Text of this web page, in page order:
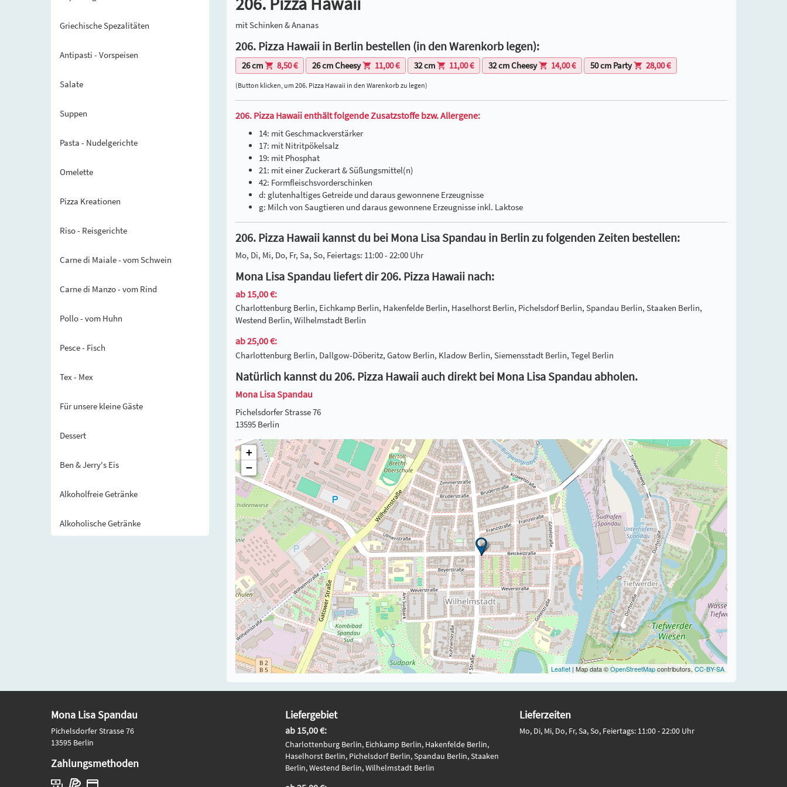
Griechische Spezalitäten
Antipasti - Vorspeisen
Salate
Suppen
Pasta - Nudelgerichte
Omelette
Pizza Kreationen
Riso - Reisgerichte
Carne di Maiale - vom Schwein
Carne di Manzo - vom Rind
Pollo - vom Huhn
Pesce - Fisch
Tex - Mex
Für unsere kleine Gäste
Dessert
Ben & Jerry's Eis
Alkoholfreie Getränke
Alkoholische Getränke
mit Schinken & Ananas
206. Pizza Hawaii in Berlin bestellen (in den Warenkorb legen):
26 cm 8,50 € 26 cm Cheesy 11,00 € 32 cm 11,00 € 32 cm Cheesy 14,00 € 50 cm Party 28,00 €
(Button klicken, um 206. Pizza Hawaii in den Warenkorb zu legen)
206. Pizza Hawaii enthält folgende Zusatzstoffe bzw. Allergene:
14: mit Geschmackverstärker
17: mit Nitritpökelsalz
19: mit Phosphat
21: mit einer Zuckerart & Süßungsmittel(n)
42: Formfleischsvorderschinken
d: glutenhaltiges Getreide und daraus gewonnene Erzeugnisse
g: Milch von Saugtieren und daraus gewonnene Erzeugnisse inkl. Laktose
206. Pizza Hawaii kannst du bei Mona Lisa Spandau in Berlin zu folgenden Zeiten bestellen:
Mo, Di, Mi, Do, Fr, Sa, So, Feiertags: 11:00 - 22:00 Uhr
Mona Lisa Spandau liefert dir 206. Pizza Hawaii nach:
ab 15,00 €:
Charlottenburg Berlin, Eichkamp Berlin, Hakenfelde Berlin, Haselhorst Berlin, Pichelsdorf Berlin, Spandau Berlin, Staaken Berlin,
Westend Berlin, Wilhelmstadt Berlin
ab 25,00 €:
Charlottenburg Berlin, Dallgow-Döberitz, Gatow Berlin, Kladow Berlin, Siemensstadt Berlin, Tegel Berlin
Natürlich kannst du 206. Pizza Hawaii auch direkt bei Mona Lisa Spandau abholen.
Mona Lisa Spandau
Pichelsdorfer Strasse 76
13595 Berlin
+
−
Leaflet | Map data ©OpenStreetMapcontributors, CC-BY-SA
Mona Lisa Spandau
Pichelsdorfer Strasse 76
13595 Berlin
Zahlungsmethoden
Liefergebiet
ab 15,00 €:
Charlottenburg Berlin, Eichkamp Berlin, Hakenfelde Berlin,
Haselhorst Berlin, Pichelsdorf Berlin, Spandau Berlin, Staaken
Berlin, Westend Berlin, Wilhelmstadt Berlin
Lieferzeiten
Mo, Di, Mi, Do, Fr, Sa, So, Feiertags: 11:00 - 22:00 Uhr